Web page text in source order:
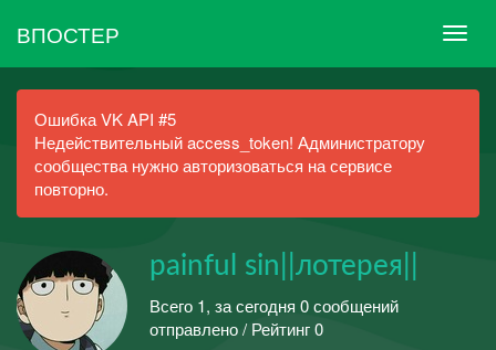
ВПОСТЕР
Ошибка VK API #5
Недействительный access_token! Администратору
сообщества нужно авторизоваться на сервисе
повторно.
painful sin||лотерея||
Всего 1, за сегодня 0 сообщений
отправлено / Рейтинг 0